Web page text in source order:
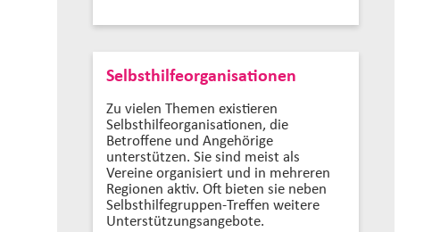
Selbsthilfeorganisationen
Zu vielen Themen existieren
Selbsthilfeorganisationen, die
Betroffene und Angehörige
unterstützen. Sie sind meist als
Vereine organisiert und in mehreren
Regionen aktiv. Oft bieten sie neben
Selbsthilfegruppen-Treffen weitere
Unterstützungsangebote.